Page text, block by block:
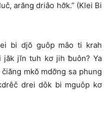
arăng driâo hơ̆k.” (Klei Bi
bi djŏ guôp mâo ti krah
jăk jĭn tuh kơ jih ƀuôn? Ya
mkŏ mdơ̆ng sa phung
drei dôk bi mguôp kơ